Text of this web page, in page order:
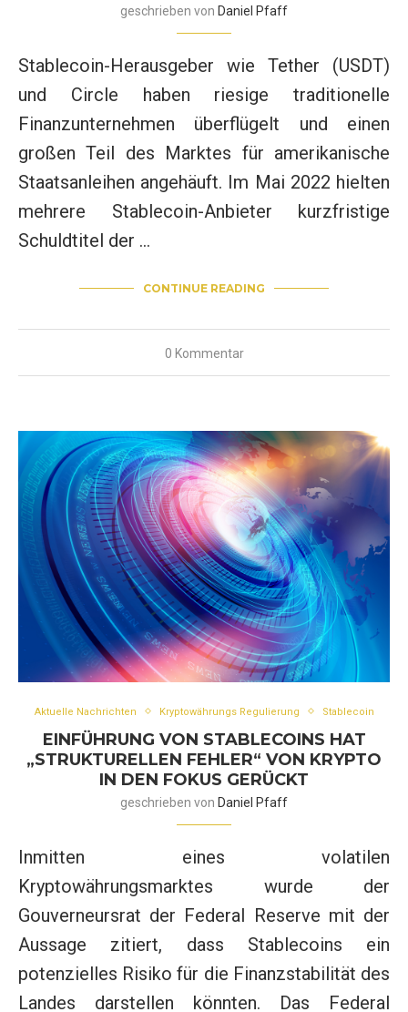
geschrieben von Daniel Pfaff
Stablecoin-Herausgeber wie Tether (USDT)
und Circle haben riesige traditionelle
Finanzunternehmen überflügelt und einen
großen Teil des Marktes für amerikanische
Staatsanleihen angehäuft. Im Mai 2022 hielten
mehrere Stablecoin-Anbieter kurzfristige
Schuldtitel der …
CONTINUE READING
0 Kommentar
Aktuelle Nachrichten Kryptowährungs Regulierung Stablecoin
EINFÜHRUNG VON STABLECOINS HAT
„STRUKTURELLEN FEHLER“ VON KRYPTO
IN DEN FOKUS GERÜCKT
geschrieben von Daniel Pfaff
Inmitten eines volatilen
Kryptowährungsmarktes wurde der
Gouverneursrat der Federal Reserve mit der
Aussage zitiert, dass Stablecoins ein
potenzielles Risiko für die Finanzstabilität des
Landes darstellen könnten. Das Federal